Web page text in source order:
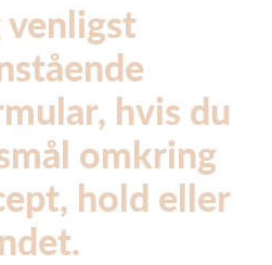
venligst
hvis du
omkring
hold eller